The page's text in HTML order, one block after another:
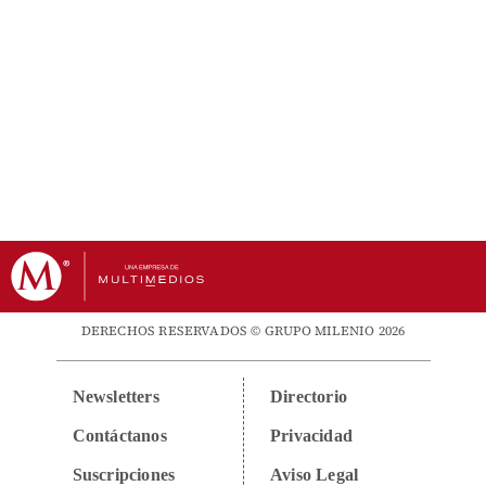
DERECHOS RESERVADOS © GRUPO MILENIO 2026
Newsletters
Contáctanos
Suscripciones
Directorio
Privacidad
Aviso Legal